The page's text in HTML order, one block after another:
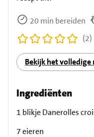
20 min bereiden
(2)
Bekijk het volledige
Ingrediënten
1 blikje Danerolles
7 eieren